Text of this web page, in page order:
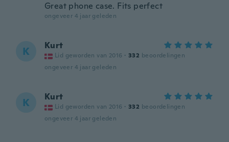
Great phone case. Fits perfect
ongeveer 4 jaar geleden
K Kurt
Lid geworden van 2016 · 332 beoordelingen
ongeveer 4 jaar geleden
K Kurt
Lid geworden van 2016 · 332 beoordelingen
ongeveer 4 jaar geleden